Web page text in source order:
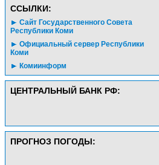
CСЫЛКИ:
Сайт Государственного Совета
Республики Коми
Официальный сервер Республики
Коми
Комиинформ
ЦЕНТРАЛЬНЫЙ БАНК РФ:
ПРОГНОЗ ПОГОДЫ: